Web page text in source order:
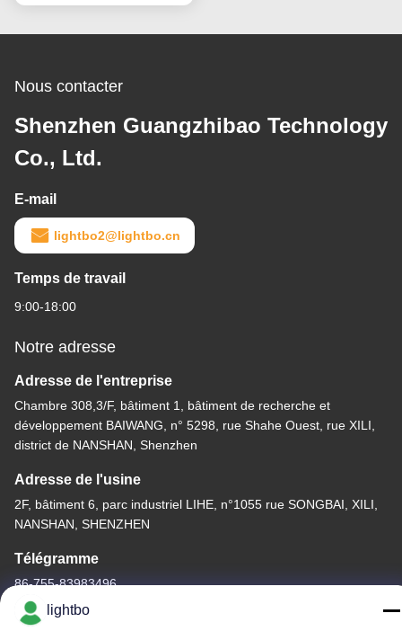
Nous contacter
Shenzhen Guangzhibao Technology
Co., Ltd.
E-mail
lightbo2@lightbo.cn
Temps de travail
9:00-18:00
Notre adresse
Adresse de l'entreprise
Chambre 308,3/F, bâtiment 1, bâtiment de recherche et
développement BAIWANG, n° 5298, rue Shahe Ouest, rue XILI,
district de NANSHAN, Shenzhen
Adresse de l'usine
2F, bâtiment 6, parc industriel LIHE, n°1055 rue SONGBAI, XILI,
NANSHAN, SHENZHEN
Télégramme
86-755-83983496
lightbo